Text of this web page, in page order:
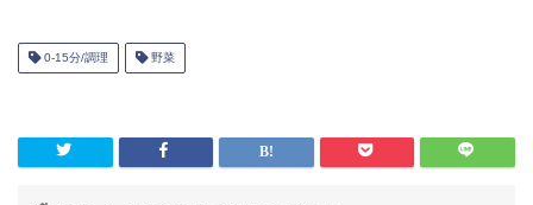
0-15分/調理 野菜